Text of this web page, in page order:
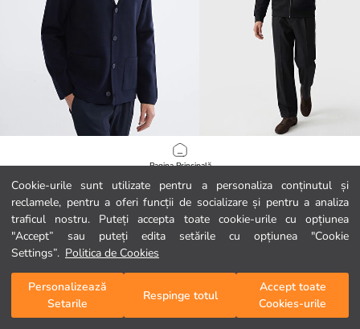
Cookie-urile sunt utilizate pentru a personaliza conținutul și
reclamele, pentru a oferi funcții de socializare și pentru a analiza
traficul nostru. Puteți accepta toate cookie-urile cu opțiunea
"Accept” sau puteți edita setările cu opțiunea "Cookie
Settings”. Politica de Cookies
Personalizează
Setarile
Respinge totul
Accept toate
Cookies-urile
Pagina Principală
Categorii
Coșul meu
Cardigan Basic pentru Bărbați Regular Fit
129,99 RON
269,99 RON